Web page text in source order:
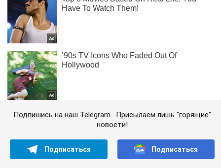
Подпишись на наш Telegram . Присылаем лишь "горящие"
новости!
Подписаться Подписаться